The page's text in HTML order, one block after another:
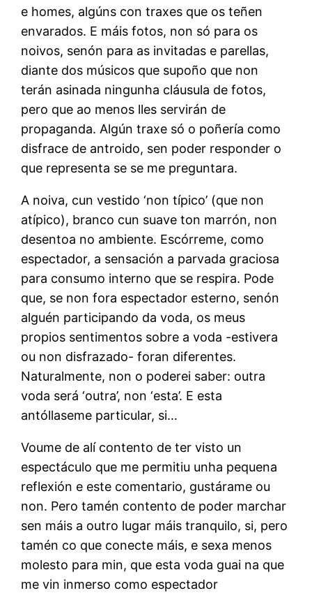
e homes, algúns con traxes que os teñen
envarados. E máis fotos, non só para os
noivos, senón para as invitadas e parellas,
diante dos músicos que supoño que non
terán asinada ningunha cláusula de fotos,
pero que ao menos lles servirán de
propaganda. Algún traxe só o poñería como
disfrace de antroido, sen poder responder o
que representa se se me preguntara.
A noiva, cun vestido ‘non típico’ (que non
atípico), branco cun suave ton marrón, non
desentoa no ambiente. Escórreme, como
espectador, a sensación a parvada graciosa
para consumo interno que se respira. Pode
que, se non fora espectador esterno, senón
alguén participando da voda, os meus
propios sentimentos sobre a voda -estivera
ou non disfrazado- foran diferentes.
Naturalmente, non o poderei saber: outra
voda será ‘outra’, non ‘esta’. E esta
antóllaseme particular, si…
Voume de alí contento de ter visto un
espectáculo que me permitiu unha pequena
reflexión e este comentario, gustárame ou
non. Pero tamén contento de poder marchar
sen máis a outro lugar máis tranquilo, si, pero
tamén co que conecte máis, e sexa menos
molesto para min, que esta voda guai na que
me vin inmerso como espectador